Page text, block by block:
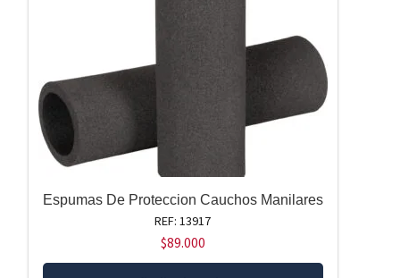
Espumas De Proteccion Cauchos Manilares
REF: 13917
$89.000